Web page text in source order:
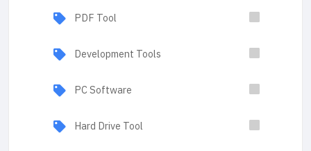
PDF Tool
Development Tools
PC Software
Hard Drive Tool